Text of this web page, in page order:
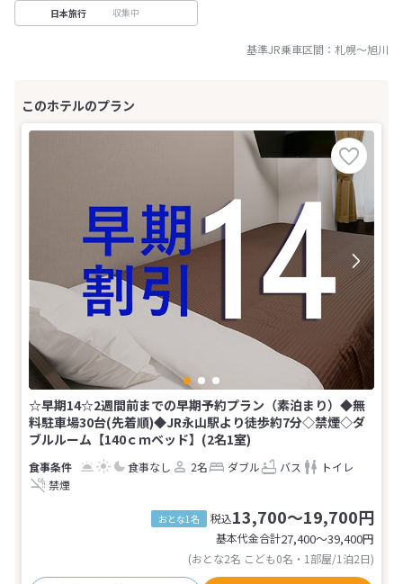
日本旅行 収集中
基準JR乗車区間： 札幌～旭川
☆早期14☆2週間前までの早期予約プラン（素泊まり）◆無
料駐車場30台(先着順)◆JR永山駅より徒歩約7分◇禁煙◇ダ
ブルルーム【140ｃｍベッド】(2名1室)
食事なし 2名 ダブル バス
トイレ
禁煙
おとな1名 税込13,700～19,700円
基本代金合計27,400〜39,400円
(おとな2名 こども0名・1部屋/1泊2日)